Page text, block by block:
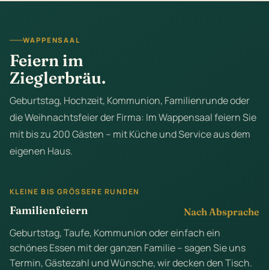
WAPPENSAAL
Feiern im
Zieglerbräu.
Geburtstag, Hochzeit, Kommunion, Familienrunde oder
die Weihnachtsfeier der Firma: Im Wappensaal feiern Sie
mit bis zu 200 Gästen – mit Küche und Service aus dem
eigenen Haus.
KLEINE BIS GRÖSSERE RUNDEN
Familienfeiern Nach Absprache
Geburtstag, Taufe, Kommunion oder einfach ein
schönes Essen mit der ganzen Familie – sagen Sie uns
Termin, Gästezahl und Wünsche, wir decken den Tisch.